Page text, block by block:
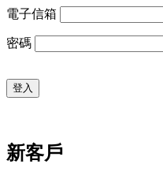
電子信箱
密碼
登入
新客戶